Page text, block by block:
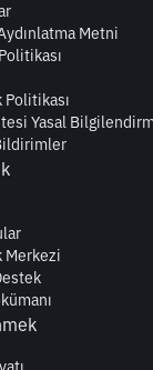
Metni
Yasal
Merkezi